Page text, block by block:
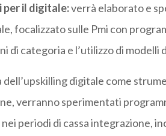
il digitale:verrà elaborato e
focalizzato sulle Pmi con
di categoria e l’utilizzo di
dell’upskilling digitale come
verranno sperimentati
periodi di cassa integrazione,